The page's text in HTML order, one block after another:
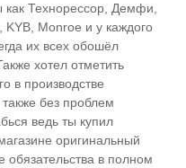
как Технорессор, Демфи,
KYB, Monroe и у каждого
их всех обошёл
хотел отметить
в производстве
без проблем
ведь ты купил
оригинальный
обязательства в полном